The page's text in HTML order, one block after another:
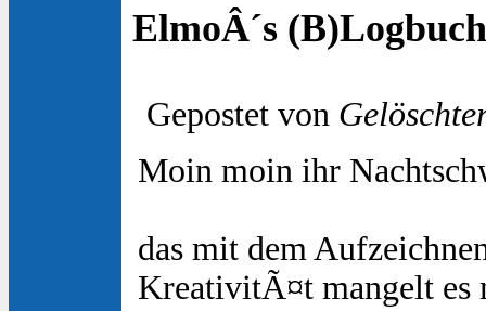
ElmoÂ´s
Gepostet von
Moin moin ihr
das mit dem
KreativitÃ¤t mangelt es